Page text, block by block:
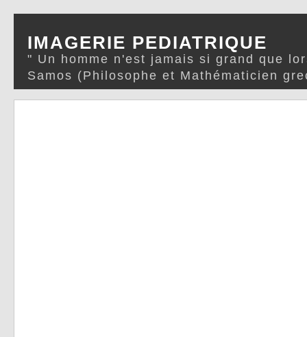
IMAGERIE PEDIATRIQUE
" Un homme n'est jamais si grand que
Samos (Philosophe et Mathématicien